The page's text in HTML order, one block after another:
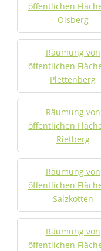
öffentlichen
Olsberg
Räumung von
öffentlichen
Plettenberg
Räumung von
öffentlichen
Rietberg
Räumung von
öffentlichen
Salzkotten
Räumung von
öffentlichen